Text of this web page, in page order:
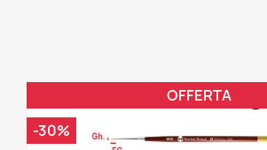
OFFERTA
-30%